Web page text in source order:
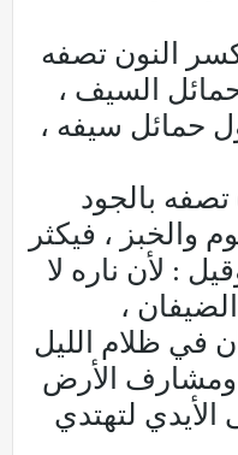
النون تصفه
حمائل السيف ،
حمائل سيفه ،
بالجود
والخبز ، فيكثر
: لأن ناره لا
،
في ظلام الليل
ومشارف الأرض
لتهتدي